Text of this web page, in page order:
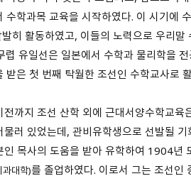
수학과목 교육을 시작하였다. 이 시기에
히 활동하였고, 이들의 노력으로 우리말
렵 유일선은 일본에서 수학과 물리학을
받은 첫 번째 탁월한 조선인 수학교사로
전까지 조선 산학 외에 근대서양수학교육
물러 있었는데, 관비유학생으로 선발될
인 목사의 도움을 받아 유학하여 1904년
과대학)를 졸업하였다. 이로서 그는 조선인